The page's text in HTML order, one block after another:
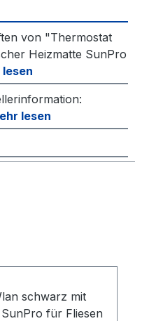
von "Thermostat
Heizmatte SunPro
lesen